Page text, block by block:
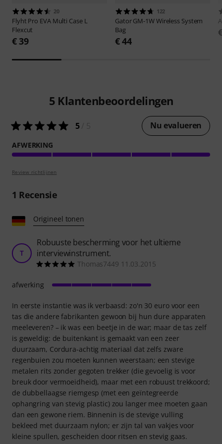
20
Flyht Pro EVA Multi Case L
Flexcut
€ 39
122
GatorGM-1W Wireless System
Bag
€ 44
5 Klantenbeoordelingen
5/ 5 Nu evalueren
AFWERKING
Review richtlijnen
1 Recensie
Origineel tonen
T
Robuuste bescherming voor het ultieme
interviewinstrument.
Thomas7449 11.03.2015
In eerste instantie was ik verbaasd: zo'n 30 euro voor een
tas die andere fabrikanten gewoon bij hun dure apparaten
meeleveren? – ik was een beetje in de war; maar de tas zelf
is geweldig: de buitenkant is gemaakt van een zeer
duurzaam, Cordura-achtig materiaal dat zelfs zware
regenbuien zou moeten kunnen weerstaan; een stevige
metalen rits zonder gegoten trekker (die gevoelig is voor
breuk door vermoeidheid), maar met een robuust trekkoord;
de dubbellaagse riemgesp (met een geïntegreerde
ophangring van stevig plastic) zou langer mee moeten gaan
dan een gewone riem. Binnenin is de stevige vulling
bekleed met duurzaam nylon; er zijn tal van vakjes voor
kleine spullen, gescheiden door ritsen en stevig gaas.
afwerking